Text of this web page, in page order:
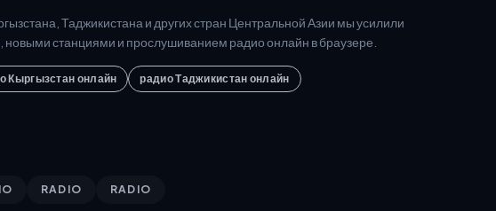
Таджикистана и других стран Центральной Азии мы усилили
станциями и прослушиванием радио онлайн в браузере.
Кыргызстан онлайн
радио Таджикистан онлайн
RADIO RADIO